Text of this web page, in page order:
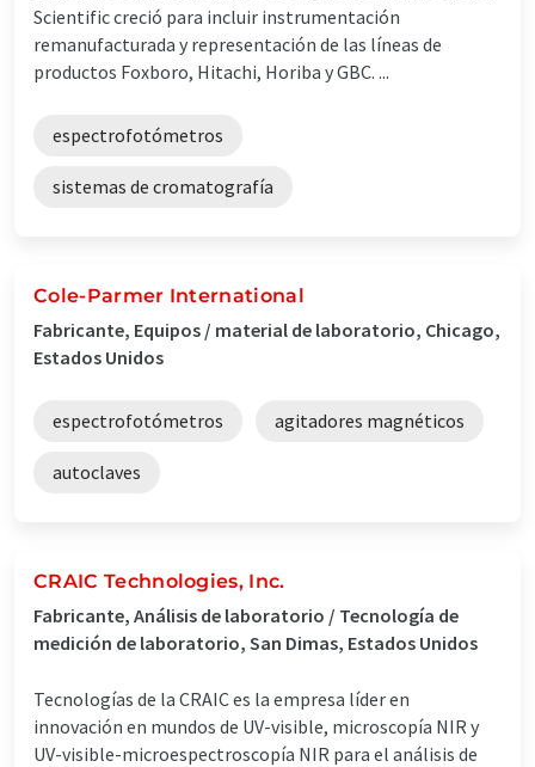
Scientific creció para incluir instrumentación
remanufacturada y representación de las líneas de
productos Foxboro, Hitachi, Horiba y GBC. ...
espectrofotómetros
sistemas de cromatografía
Cole-Parmer International
Fabricante, Equipos / material de laboratorio, Chicago,
Estados Unidos
espectrofotómetros agitadores magnéticos
autoclaves
CRAIC Technologies, Inc.
Fabricante, Análisis de laboratorio / Tecnología de
medición de laboratorio, San Dimas, Estados Unidos
Tecnologías de la CRAIC es la empresa líder en
innovación en mundos de UV-visible, microscopía NIR y
UV-visible-microespectroscopía NIR para el análisis de